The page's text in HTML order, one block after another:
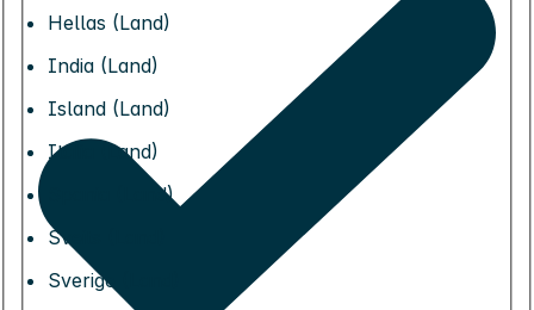
Hellas (Land)
India (Land)
Island (Land)
Italia (Land)
Spania (Land)
Sveits (Land)
Sverige (Land)